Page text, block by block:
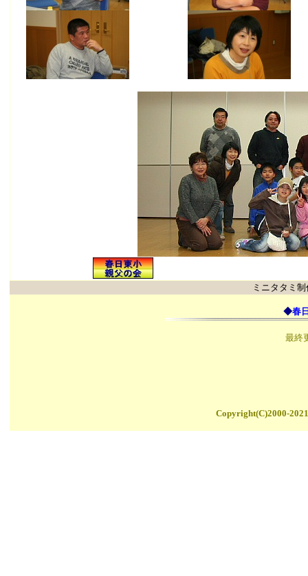
ミニタタミ
◆春
最終
Copyright(C)2000-2021